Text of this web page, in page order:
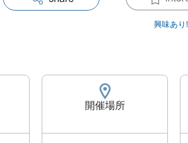
興味あり!
開催場所